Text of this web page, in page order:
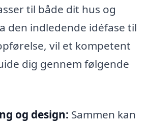
til både dit hus og
den indledende idéfase til
vil et kompetent
dig gennem følgende
og design: Sammen kan